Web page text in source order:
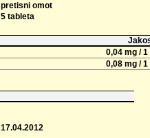
pretisni omot
5 tableta
0,04 mg /
0,08 mg /
17.04.2012